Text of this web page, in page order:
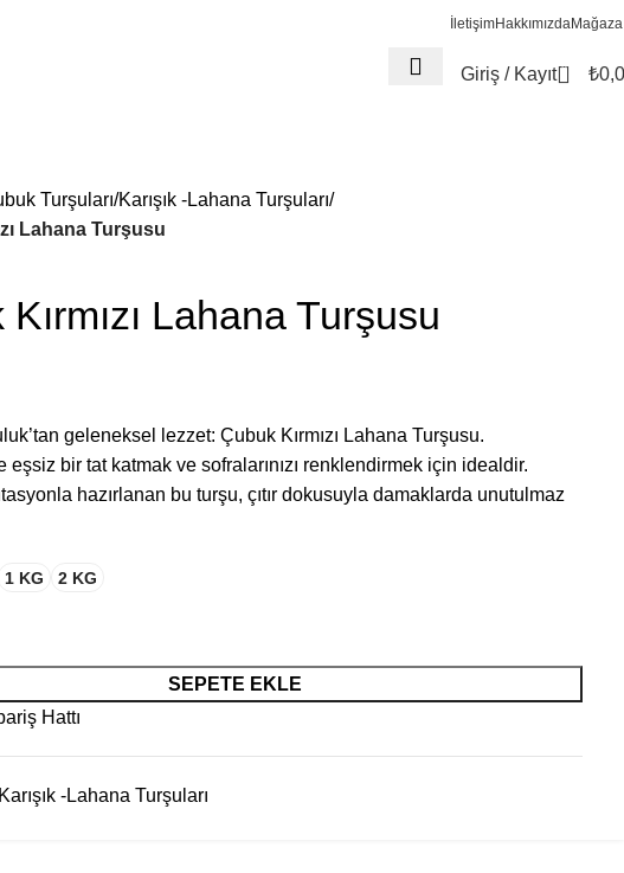
İletişimHakkımızdaMağaza
Giriş / Kayıt 0 ₺
Turşuları Karışık -Lahana Turşuları
Lahana Turşusu
Lahana Turşusu
geleneksel lezzet: Çubuk Kırmızı Lahana Turşusu.
eşsiz bir tat katmak ve sofralarınızı renklendirmek için idealdir.
hazırlanan bu turşu, çıtır dokusuyla damaklarda unutulmaz
1 KG 2 KG
SEPETE EKLE
Hattı
Karışık -Lahana Turşuları